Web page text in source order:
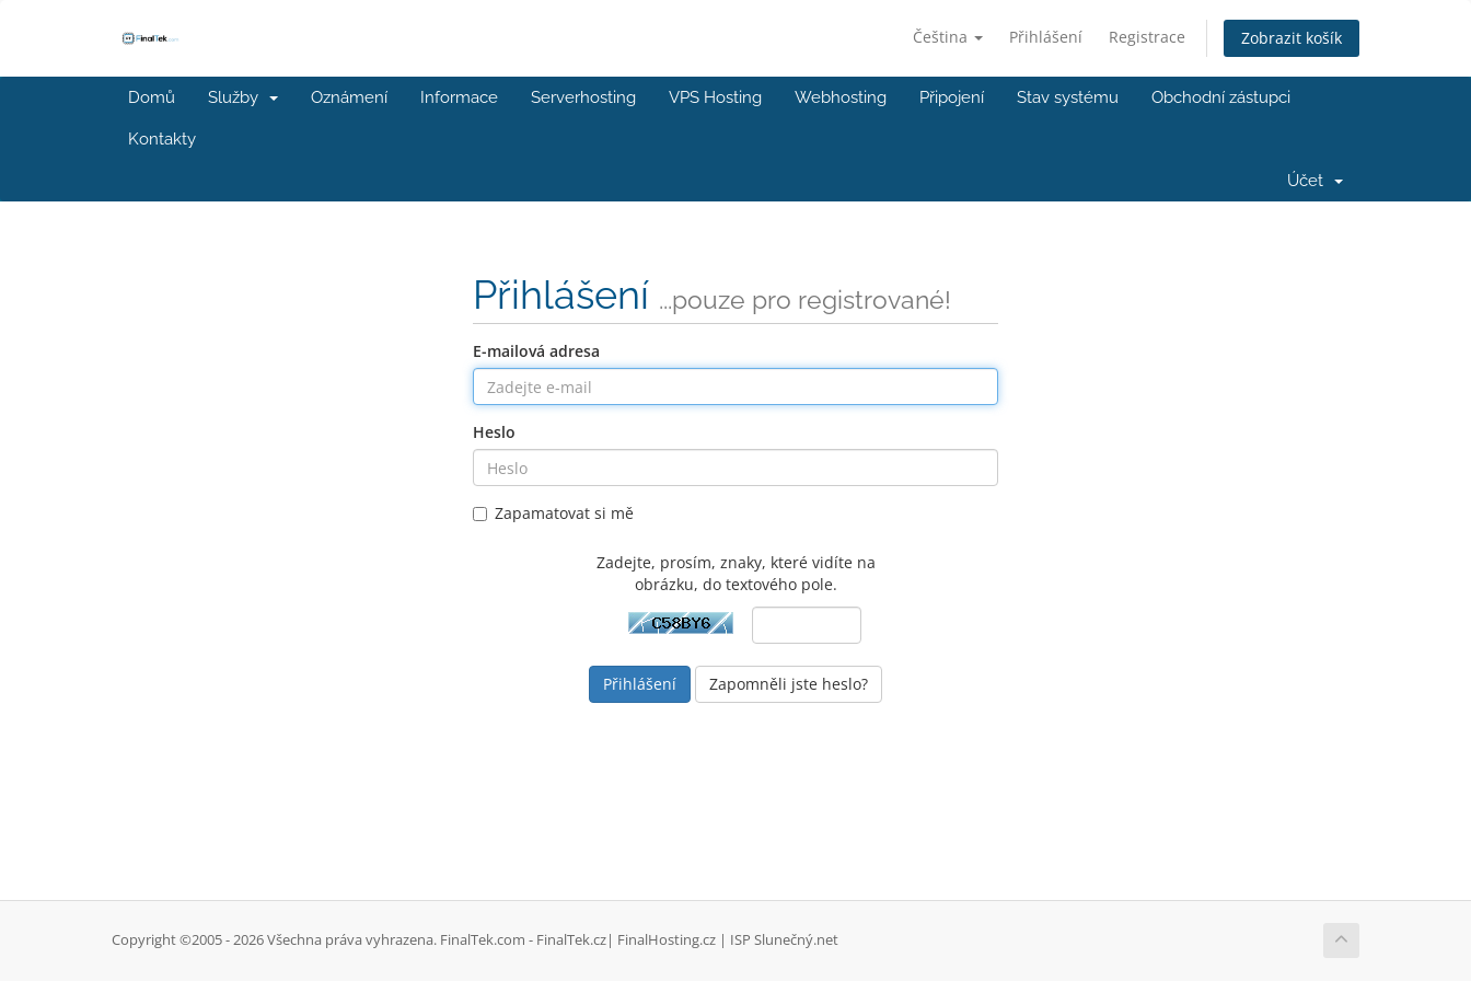
Čeština Přihlášení Registrace Zobrazit košík
Domů Služby Oznámení Informace Serverhosting VPS Hosting Webhosting Připojení Stav systému Obchodní zástupci
Kontakty
Účet
Přihlášení ...pouze pro registrované!
E-mailová adresa
Heslo
Zapamatovat si mě
Zadejte, prosím, znaky, které vidíte na
obrázku, do textového pole.
Zapomněli jste heslo?
Copyright ©2005 - 2026 Všechna práva vyhrazena. FinalTek.com - FinalTek.cz| FinalHosting.cz | ISP Slunečný.net